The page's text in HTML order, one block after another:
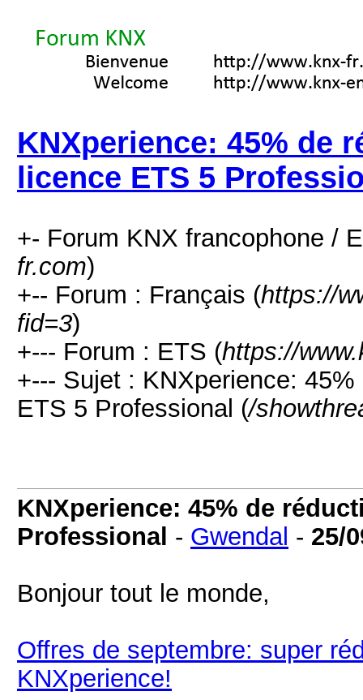
KNXperience: 45% de
licence ETS 5
+- Forum KNX francophone /
fr.com)
+-- Forum : Français (https://
fid=3)
+--- Forum : ETS (https://
+--- Sujet : KNXperience:
ETS 5 Professional (/
KNXperience: 45% de
Professional - Gwendal - 25/
Bonjour tout le monde,
Offres de septembre: super
KNXperience!